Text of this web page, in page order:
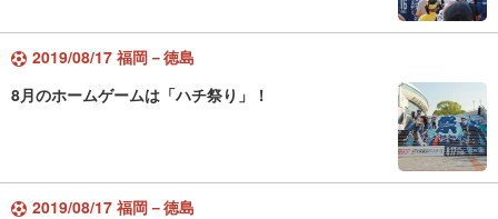
2019/08/17 福岡－徳島
8月のホームゲームは「ハチ祭り」！
2019/08/17 福岡－徳島